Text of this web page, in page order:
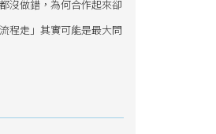
沒做錯，為何合作起來卻
程走」其實可能是最大問